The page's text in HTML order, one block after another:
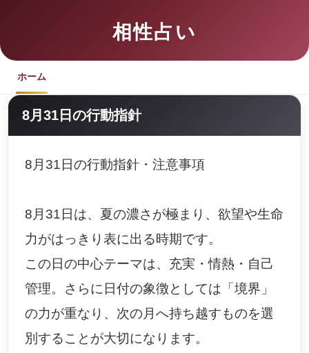
相性占い
ホーム
8月31日の行動指針
8月31日の行動指針・注意事項
8月31日は、夏の濃さが極まり、欲望や生命
力がはっきり表に出る時期です。
この日の中心テーマは、充実・情熱・自己
管理。さらに日付の象徴としては「境界」
の力が重なり、次の月へ持ち越すものを選
別することが大切になります。